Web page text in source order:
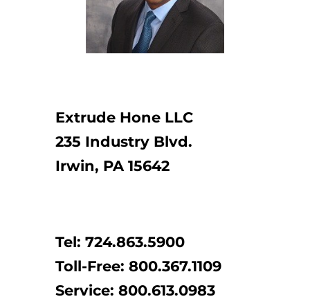
Extrude Hone LLC
235 Industry Blvd.
Irwin, PA 15642
Tel: 724.863.5900
Toll-Free: 800.367.1109
Service: 800.613.0983